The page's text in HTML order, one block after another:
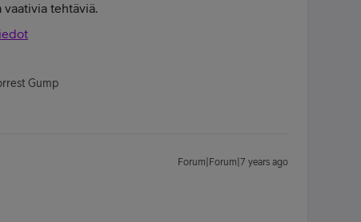
vaativia tehtäviä.
Gump
Forum|Forum|7 years ago